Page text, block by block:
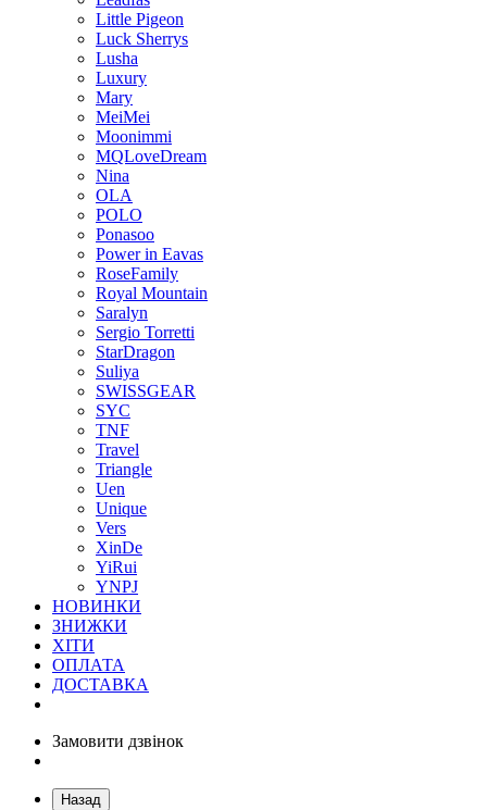
Little Pigeon
Luck Sherrys
Lusha
Luxury
Mary
MeiMei
Moonimmi
MQLoveDream
Nina
OLA
POLO
Ponasoo
Power in Eavas
RoseFamily
Royal Mountain
Saralyn
Sergio Torretti
StarDragon
Suliya
SWISSGEAR
SYC
TNF
Travel
Triangle
Uen
Unique
Vers
XinDe
YiRui
YNPJ
НОВИНКИ
ЗНИЖКИ
ХІТИ
ОПЛАТА
ДОСТАВКА
Замовити дзвінок
Назад